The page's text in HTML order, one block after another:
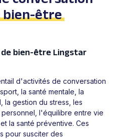
bien-être
bien-être Lingstar
d'activités de conversation
la santé mentale, la
la gestion du stress, les
l'équilibre entre vie
la santé préventive. Ces
pour susciter des